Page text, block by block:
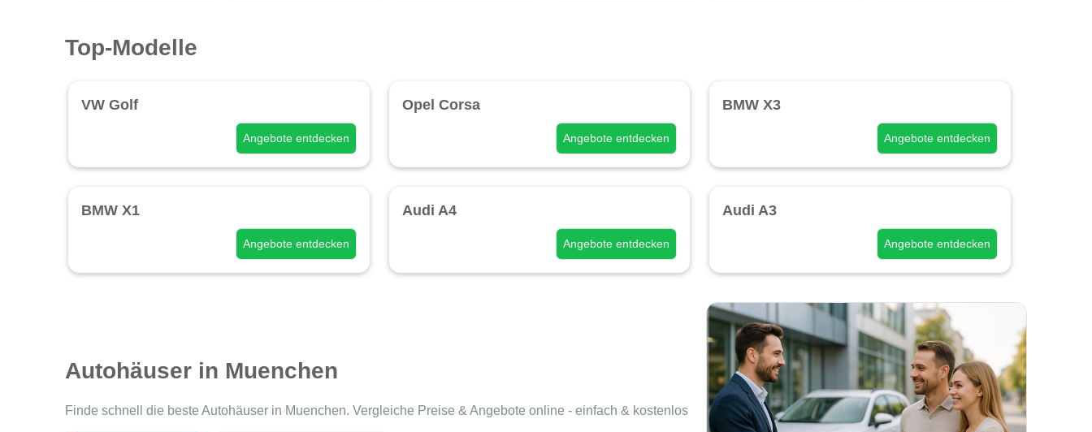
Top-Modelle
VW Golf
Angebote entdecken
Opel Corsa
Angebote entdecken
BMW X3
Angebote entdecken
BMW X1
Angebote entdecken
Audi A4
Angebote entdecken
Audi A3
Angebote entdecken
Autohäuser in Muenchen
Finde schnell die beste Autohäuser in Muenchen. Vergleiche Preise & Angebote online - einfach & kostenlos